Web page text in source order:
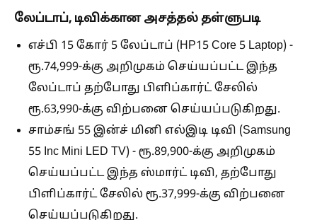
லேப்டாப், டிவிக்கான அசத்தல் தள்ளுபடி
எச்பி 15 கோர் 5 லேப்டாப் (HP15 Core 5 Laptop) -
ரூ.74,999-க்கு அறிமுகம் செய்யப்பட்ட இந்த
லேப்டாப் தற்போது பிளிப்கார்ட் சேலில்
ரூ.63,990-க்கு விற்பனை செய்யப்படுகிறது.
சாம்சங் 55 இன்ச் மினி எல்இடி டிவி (Samsung
55 Inc Mini LED TV) - ரூ.89,900-க்கு அறிமுகம்
செய்யப்பட்ட இந்த ஸ்மார்ட் டிவி, தற்போது
பிளிப்கார்ட் சேலில் ரூ.37,999-க்கு விற்பனை
செய்யப்படுகிறது.